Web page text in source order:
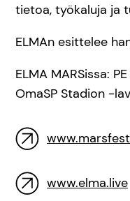
tietoa, työkaluja ja
ELMAn esittelee
ELMA MARSissa:
OmaSP Stadion -
www.elma.live